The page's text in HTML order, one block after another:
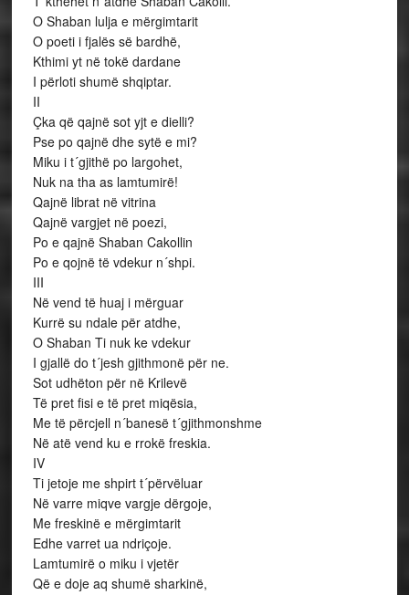
O Shaban lulja e mërgimtarit
O poeti i fjalës së bardhë,
Kthimi yt në tokë dardane
I përloti shumë shqiptar.
II
Çka që qajnë sot yjt e dielli?
Pse po qajnë dhe sytë e mi?
Miku i t´gjithë po largohet,
Nuk na tha as lamtumirë!
Qajnë librat në vitrina
Qajnë vargjet në poezi,
Po e qajnë Shaban Cakollin
Po e qojnë të vdekur n´shpi.
III
Në vend të huaj i mërguar
Kurrë su ndale për atdhe,
O Shaban Ti nuk ke vdekur
I gjallë do t´jesh gjithmonë për ne.
Sot udhëton për në Krilevë
Të pret fisi e të pret miqësia,
Me të përcjell n´banesë t´gjithmonshme
Në atë vend ku e rrokë freskia.
IV
Ti jetoje me shpirt t´përvëluar
Në varre miqve vargje dërgoje,
Me freskinë e mërgimtarit
Edhe varret ua ndriçoje.
Lamtumirë o miku i vjetër
Që e doje aq shumë sharkinë,